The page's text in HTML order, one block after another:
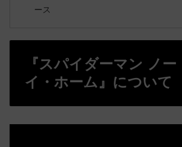
ース
『スパイダーマン ノー
イ・ホーム』について